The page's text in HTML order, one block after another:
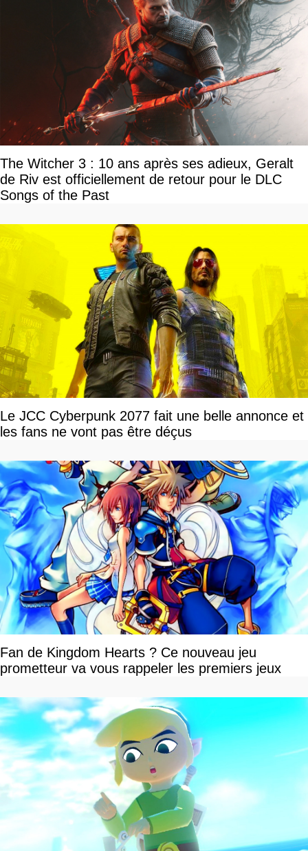
The Witcher 3 : 10 ans après ses adieux, Geralt
de Riv est officiellement de retour pour le DLC
Songs of the Past
Le JCC Cyberpunk 2077 fait une belle annonce et
les fans ne vont pas être déçus
Fan de Kingdom Hearts ? Ce nouveau jeu
prometteur va vous rappeler les premiers jeux